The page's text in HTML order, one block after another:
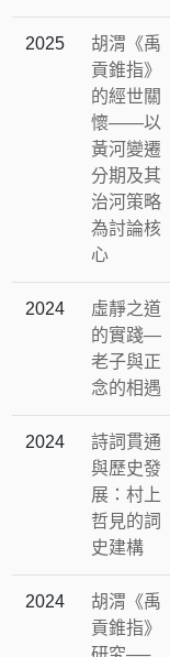
2025
胡渭《禹
貢錐指》
的經世關
懷——以
黃河變遷
分期及其
治河策略
為討論核
心
2024
虛靜之道
的實踐―
老子與正
念的相遇
2024
詩詞貫通
與歷史發
展：村上
哲見的詞
史建構
2024
胡渭《禹
貢錐指》